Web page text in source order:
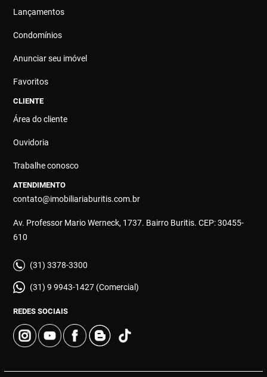
Lançamentos
Condomínios
Anunciar seu imóvel
Favoritos
CLIENTE
Área do cliente
Ouvidoria
Trabalhe conosco
ATENDIMENTO
contato@imobiliariaburitis.com.br
Av. Professor Mario Werneck, 1737. Bairro Buritis. CEP: 30455-
610
(31) 3378-3300
(31) 9 9943-1427 (Comercial)
REDES SOCIAIS